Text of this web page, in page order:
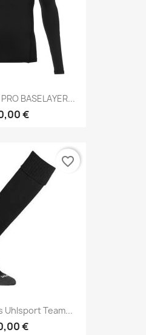
BASELAYER...
€
Team...
€
favorite_border